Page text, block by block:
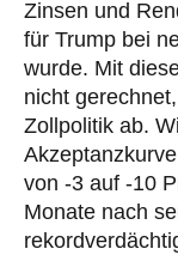
Zinsen und
für Trump bei
wurde. Mit
nicht
Zollpolitik ab.
von -3 auf -10
Monate nach